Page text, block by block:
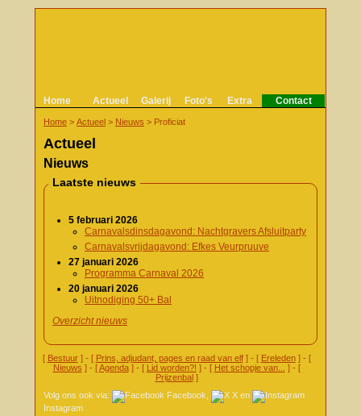
Home Actueel Galerij Foto's Extra Contact
Home > Actueel > Nieuws > Proficiat
Actueel
Nieuws
Laatste nieuws
5 februari 2026
Carnavalsdinsdagavond: Nachtgravers Afsluitparty
Carnavalsvrijdagavond: Efkes Veurpruuve
27 januari 2026
Programma Carnaval 2026
20 januari 2026
Uitnodiging 50+ Bal
Overzicht nieuws
[ Bestuur] - [ Prins, adjudant, pages en raad van elf] - [ Ereleden] - [
Nieuws ] - [Agenda] - [ Lid worden?! ] - [ Het schopje van...
] - [
Prijzenbal]
Volg ons ook via:
Facebook X en
Instagram